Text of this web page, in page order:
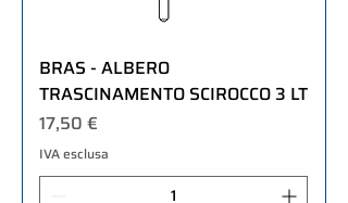
BRAS - ALBERO
TRASCINAMENTO SCIROCCO 3 LT
Prezzo
17,50 €
IVA esclusa